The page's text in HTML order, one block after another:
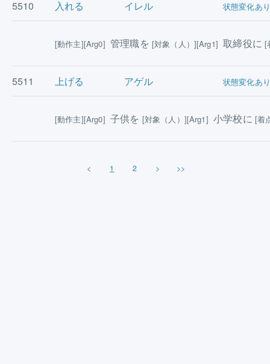
5510 入れる イレル 状態変化あり
[動作主][Arg0] 管理職を [対象（人）][Arg1] 取締役に[
5511 上げる アゲル 状態変化あり
[動作主][Arg0] 子供を [対象（人）][Arg1] 小学校に [着
< 1 2 > >>